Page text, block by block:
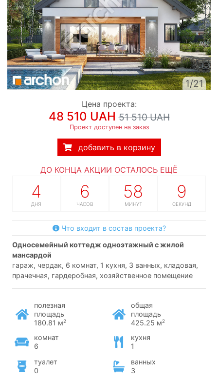
1/21
Цена проекта:
48 510 UAH51 510 UAH
Проект доступен на заказ
добавить в корзину
ДО КОНЦА АКЦИИ ОСТАЛОСЬ ЕЩЁ
4
ДНЯ
6
ЧАСОВ
58
МИНУТ
9
СЕКУНД
Что входит в состав проекта?
односемейный коттедж одноэтажный с жилой
мансардой
гараж, чердак, 6 комнат, 1 кухня, 3 ванных, кладовая,
прачечная, гардеробная, хозяйственное помещение
полезная
площадь
180.81 м2
общая
площадь
425.25 м2
комнат
6
кухня
1
туалет
0
ванных
3